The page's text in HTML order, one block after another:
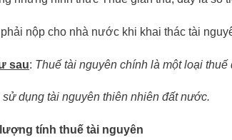
nộp cho nhà nước khi khai thác tài
sau: Thuế tài nguyên chính là một loại
dụng tài nguyên thiên nhiên đất nước.
tính thuế tài nguyên